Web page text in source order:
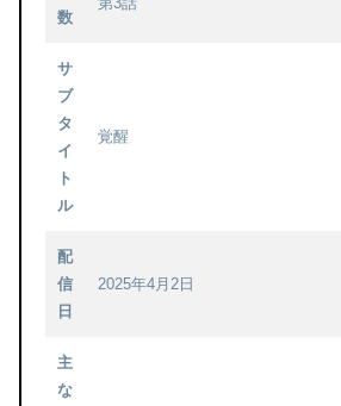
数
サ
ブ
タ
イ
ト
ル
覚醒
配
信
日
2025年4月2日
主
な